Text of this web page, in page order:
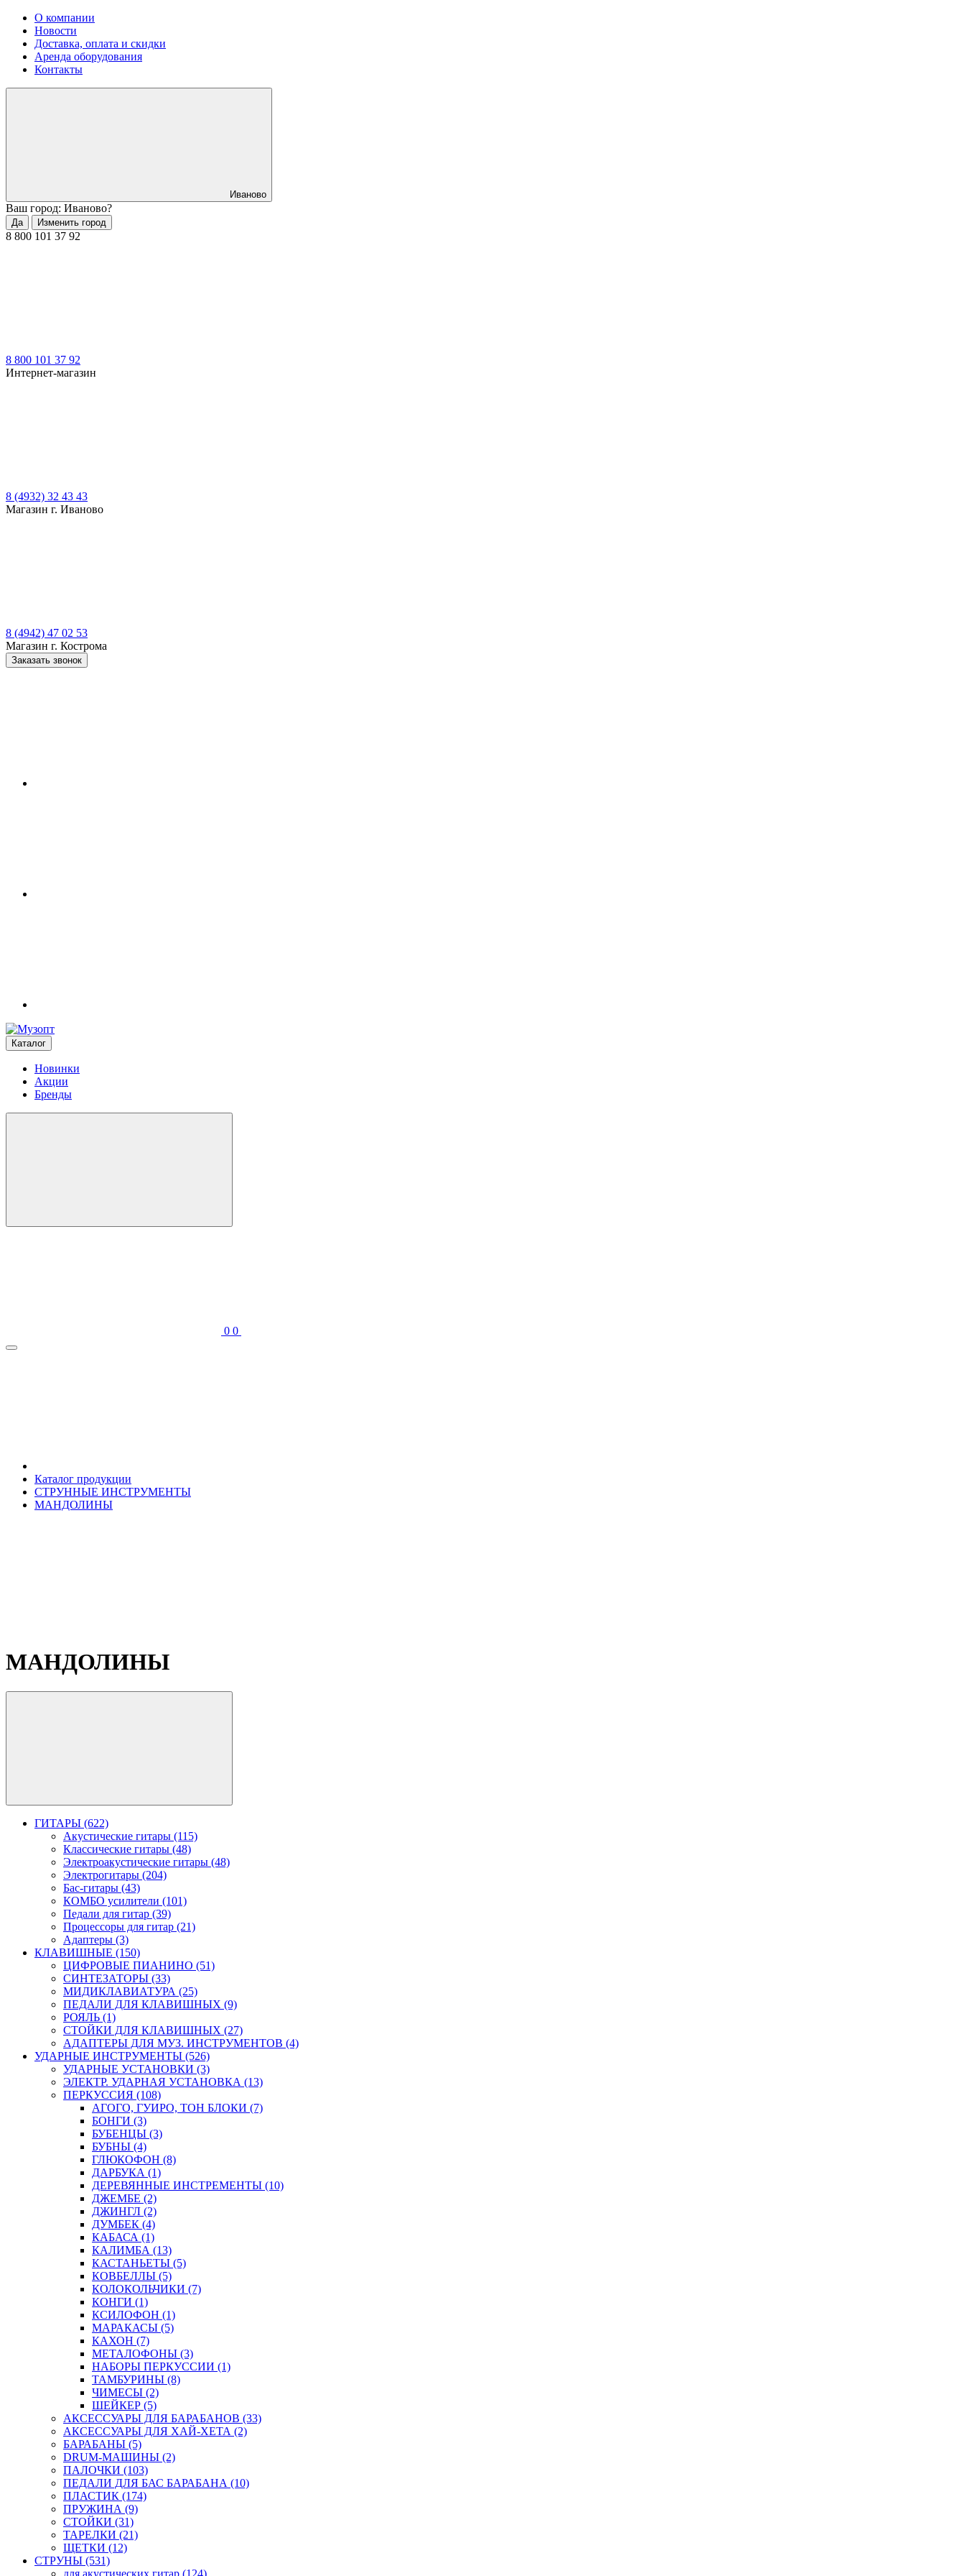
О компании
Новости
Доставка, оплата и скидки
Аренда оборудования
Контакты
Иваново
Ваш город: Иваново?
Да Изменить город
8 800 101 37 92
8 800 101 37 92
Интернет-магазин
8 (4932) 32 43 43
Магазин г. Иваново
8 (4942) 47 02 53
Магазин г. Кострома
Заказать звонок
Каталог
Новинки
Акции
Бренды
0 0
Каталог продукции
СТРУННЫЕ ИНСТРУМЕНТЫ
МАНДОЛИНЫ
МАНДОЛИНЫ
ГИТАРЫ (622)
Акустические гитары (115)
Классические гитары (48)
Электроакустические гитары (48)
Электрогитары (204)
Бас-гитары (43)
КОМБО усилители (101)
Педали для гитар (39)
Процессоры для гитар (21)
Адаптеры (3)
КЛАВИШНЫЕ (150)
ЦИФРОВЫЕ ПИАНИНО (51)
СИНТЕЗАТОРЫ (33)
МИДИКЛАВИАТУРА (25)
ПЕДАЛИ ДЛЯ КЛАВИШНЫХ (9)
РОЯЛЬ (1)
СТОЙКИ ДЛЯ КЛАВИШНЫХ (27)
АДАПТЕРЫ ДЛЯ МУЗ. ИНСТРУМЕНТОВ (4)
УДАРНЫЕ ИНСТРУМЕНТЫ (526)
УДАРНЫЕ УСТАНОВКИ (3)
ЭЛЕКТР. УДАРНАЯ УСТАНОВКА (13)
ПЕРКУССИЯ (108)
АГОГО, ГУИРО, ТОН БЛОКИ (7)
БОНГИ (3)
БУБЕНЦЫ (3)
БУБНЫ (4)
ГЛЮКОФОН (8)
ДАРБУКА (1)
ДЕРЕВЯННЫЕ ИНСТРЕМЕНТЫ (10)
ДЖЕМБЕ (2)
ДЖИНГЛ (2)
ДУМБЕК (4)
КАБАСА (1)
КАЛИМБА (13)
КАСТАНЬЕТЫ (5)
КОВБЕЛЛЫ (5)
КОЛОКОЛЬЧИКИ (7)
КОНГИ (1)
КСИЛОФОН (1)
МАРАКАСЫ (5)
КАХОН (7)
МЕТАЛОФОНЫ (3)
НАБОРЫ ПЕРКУССИИ (1)
ТАМБУРИНЫ (8)
ЧИМЕСЫ (2)
ШЕЙКЕР (5)
АКСЕССУАРЫ ДЛЯ БАРАБАНОВ (33)
АКСЕССУАРЫ ДЛЯ ХАЙ-ХЕТА (2)
БАРАБАНЫ (5)
DRUM-МАШИНЫ (2)
ПАЛОЧКИ (103)
ПЕДАЛИ ДЛЯ БАС БАРАБАНА (10)
ПЛАСТИК (174)
ПРУЖИНА (9)
СТОЙКИ (31)
ТАРЕЛКИ (21)
ЩЕТКИ (12)
СТРУНЫ (531)
для акустических гитар (124)